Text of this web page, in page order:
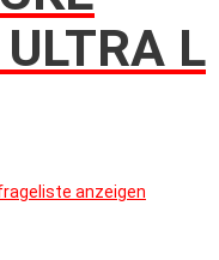
L
anzeigen